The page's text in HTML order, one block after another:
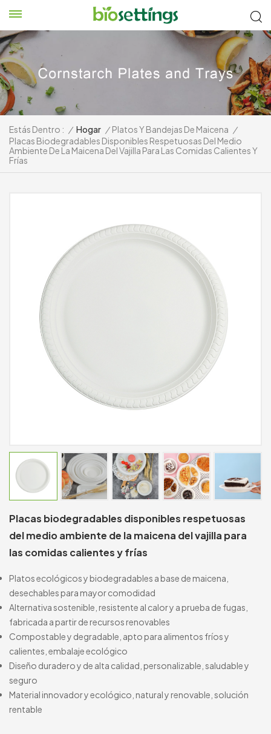
Estás Dentro : / Hogar / Platos Y Bandejas De Maicena /
Placas Biodegradables Disponibles Respetuosas Del Medio
Ambiente De La Maicena Del Vajilla Para Las Comidas Calientes Y
Frías
Placas biodegradables disponibles respetuosas
del medio ambiente de la maicena del vajilla para
las comidas calientes y frías
Platos ecológicos y biodegradables a base de maicena,
desechables para mayor comodidad
Alternativa sostenible, resistente al calor y a prueba de fugas,
fabricada a partir de recursos renovables
Compostable y degradable, apto para alimentos fríos y
calientes, embalaje ecológico
Diseño duradero y de alta calidad, personalizable, saludable y
seguro
Material innovador y ecológico, natural y renovable, solución
rentable